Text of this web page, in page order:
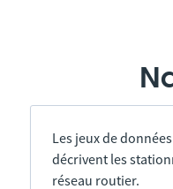
Les jeux de
décrivent les
réseau routier.